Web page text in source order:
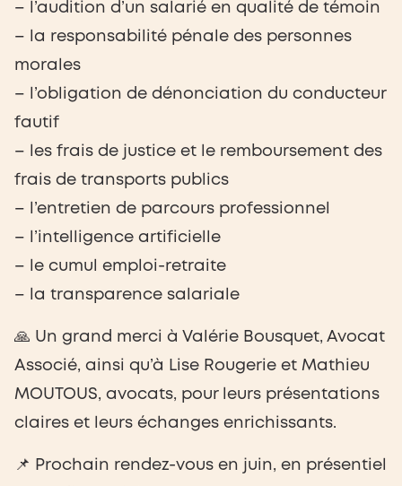
– l’audition d’un salarié en qualité de témoin
– la responsabilité pénale des personnes
morales
– l’obligation de dénonciation du conducteur
fautif
– les frais de justice et le remboursement des
frais de transports publics
– l’entretien de parcours professionnel
– l’intelligence artificielle
– le cumul emploi-retraite
– la transparence salariale
🙏 Un grand merci à Valérie Bousquet, Avocat
Associé, ainsi qu’à Lise Rougerie et Mathieu
MOUTOUS, avocats, pour leurs présentations
claires et leurs échanges enrichissants.
📌 Prochain rendez-vous en juin, en présentiel